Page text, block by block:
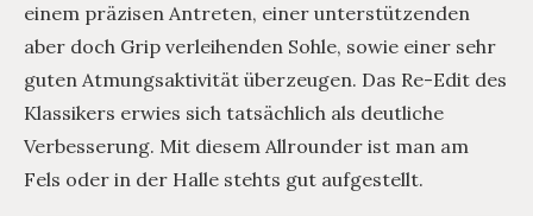
einem präzisen Antreten, einer unterstützenden
aber doch Grip verleihenden Sohle, sowie einer sehr
guten Atmungsaktivität überzeugen. Das Re-Edit des
Klassikers erwies sich tatsächlich als deutliche
Verbesserung. Mit diesem Allrounder ist man am
Fels oder in der Halle stehts gut aufgestellt.